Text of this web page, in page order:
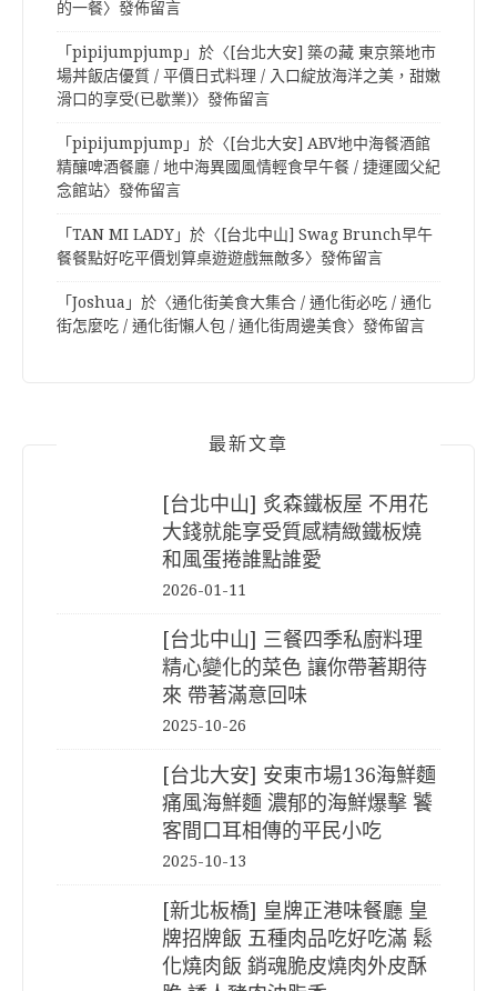
的一餐〉發佈留言
「pipijumpjump 」於〈 [台北大安] 築の藏 東京築地市
場丼飯店優質 / 平價日式料理 / 入口綻放海洋之美，甜嫩
滑口的享受(已歇業)〉發佈留言
「pipijumpjump 」於〈 [台北大安] ABV地中海餐酒館
精釀啤酒餐廳 / 地中海異國風情輕食早午餐 / 捷運國父紀
念館站〉發佈留言
「TAN MI LADY」於〈 [台北中山] Swag Brunch早午
餐餐點好吃平價划算桌遊遊戲無敵多〉發佈留言
「Joshua 」於〈通化街美食大集合 / 通化街必吃 / 通化
街怎麼吃 / 通化街懶人包 / 通化街周邊美食〉發佈留言
最新文章
[台北中山] 炙森鐵板屋 不用花
大錢就能享受質感精緻鐵板燒
和風蛋捲誰點誰愛
2026-01-11
[台北中山] 三餐四季私廚料理
精心變化的菜色 讓你帶著期待
來 帶著滿意回味
2025-10-26
[台北大安] 安東市場136海鮮麵
痛風海鮮麵 濃郁的海鮮爆擊 饕
客間口耳相傳的平民小吃
2025-10-13
[新北板橋] 皇牌正港味餐廳 皇
牌招牌飯 五種肉品吃好吃滿 鬆
化燒肉飯 銷魂脆皮燒肉外皮酥